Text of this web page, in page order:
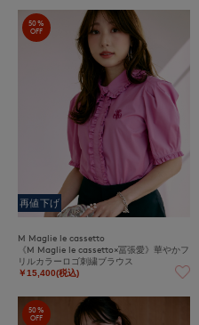
50%
OFF
再値下げ
M Maglie le cassetto
《M Maglie le cassetto×冨張愛》華やかフ
リルカラーロゴ刺繍ブラウス
￥15,400(税込)
50%
OFF